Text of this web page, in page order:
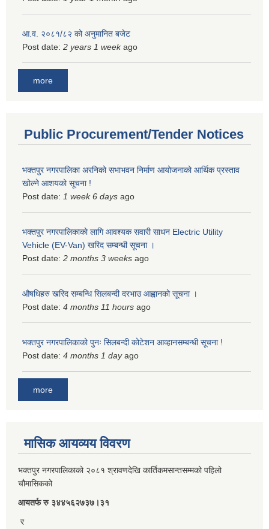
आ.व. २०८१/८२ को अनुमानित बजेट
Post date: 2 years 1 weekago
more
Public Procurement/Tender Notices
भक्तपुर नगरपालिका अरनिको सभाभवन निर्माण आयोजनाको आर्थिक प्रस्ताव
खोल्ने आशयको सूचना !
Post date: 1 week 6 days ago
भक्तपुर नगरपालिकाकाे लागि आवश्यक सवारी साधन Electric Utility
Vehicle (EV-Van) खरिद सम्बन्धी सूचना ।
Post date: 2 months 3 weeks ago
औषधिहरु खरिद सम्बन्धि सिलबन्दी दरभाउ आह्वानको सूचना ।
Post date: 4 months 11 hours ago
भक्तपुर नगरपालिकाको पुनः सिलबन्दी कोटेशन आव्हानसम्बन्धी सूचना !
Post date: 4 months 1 dayago
more
मासिक आयव्यय विवरण
भक्तपुर नगरपालिकाको २०८१ श्रावणदेखि कार्तिकमसान्तसम्मको पहिलो
चौमासिकको
आयतर्फ रु‌ ३४४५६२७३७।३१
र